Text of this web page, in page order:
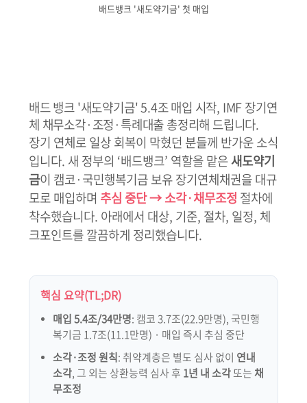
배드뱅크 '새도약기금' 첫 매입
배드 뱅크 '새도약기금' 5.4조 매입 시작, IMF 장기연
체 채무소각·조정·특례대출 총정리해 드립니다.
장기 연체로 일상 회복이 막혔던 분들께 반가운 소식
입니다. 새 정부의 ‘배드뱅크’ 역할을 맡은새도약기
금이 캠코·국민행복기금 보유 장기연체채권을 대규
모로 매입하며 추심 중단 → 소각·채무조정 절차에
착수했습니다. 아래에서 대상, 기준, 절차, 일정, 체
크포인트를 깔끔하게 정리했습니다.
핵심 요약(TL;DR)
매입 5.4조/34만명: 캠코 3.7조(22.9만명), 국민행
복기금 1.7조(11.1만명) · 매입 즉시 추심 중단
소각·조정 원칙: 취약계층은 별도 심사 없이 연내
소각, 그 외는 상환능력 심사 후 1년 내 소각또는채
무조정